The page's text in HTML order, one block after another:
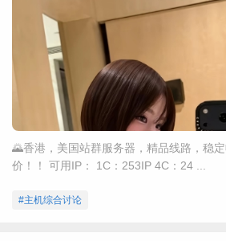
🌄香港，美国站群服务器，精品线路，稳
价！！ 可用IP： 1C：253IP 4C：24 ...
#主机综合讨论